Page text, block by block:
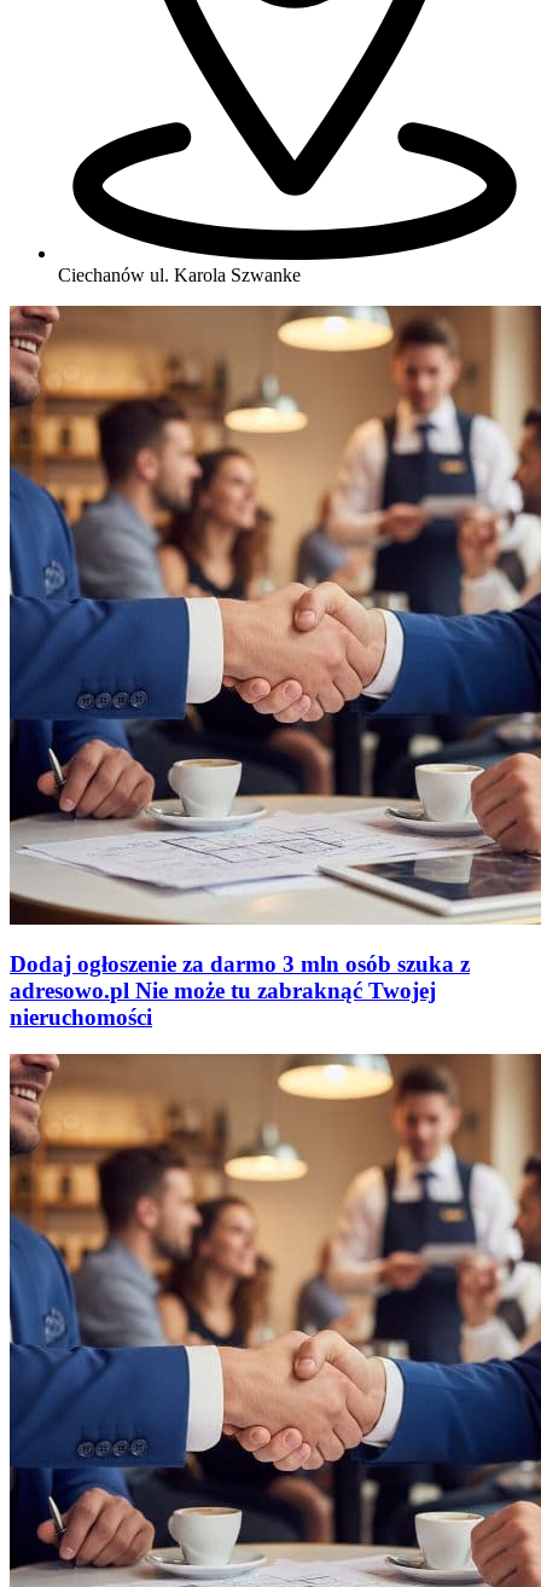
Ciechanów ul. Karola Szwanke
Dodaj ogłoszenie za darmo 3 mln osób szuka z
adresowo.pl Nie może tu zabraknąć Twojej
nieruchomości